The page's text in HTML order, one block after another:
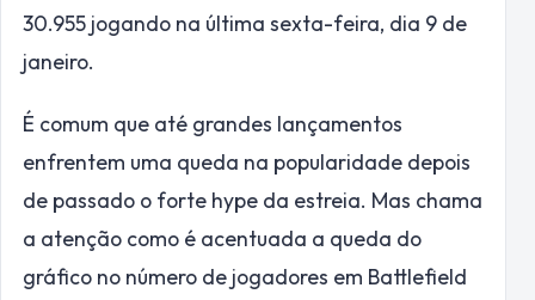
30.955 jogando na última sexta-feira, dia 9 de
janeiro.
É comum que até grandes lançamentos
enfrentem uma queda na popularidade depois
de passado o forte hype da estreia. Mas chama
a atenção como é acentuada a queda do
gráfico no número de jogadores em Battlefield